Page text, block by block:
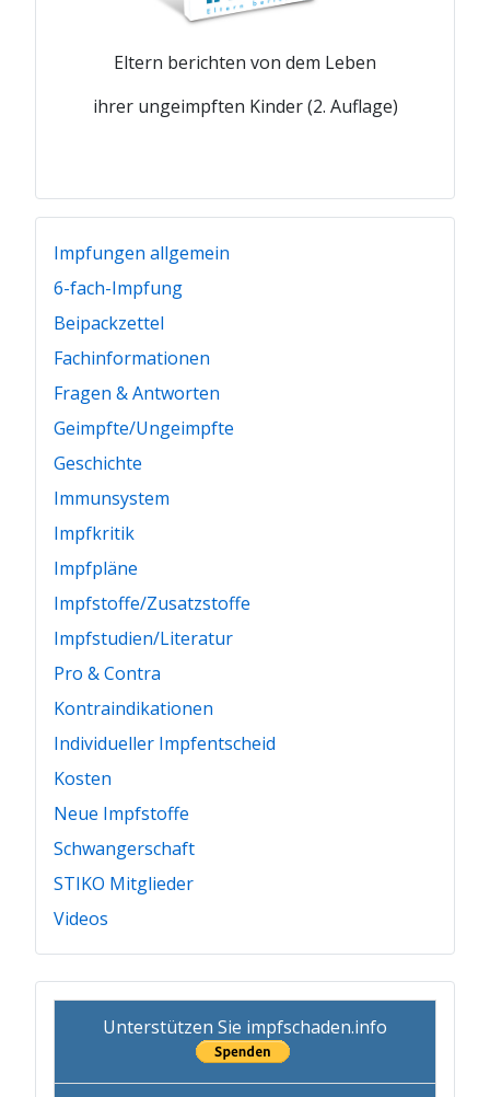
Eltern berichten von dem Leben
ihrer ungeimpften Kinder (2. Auflage)
Impfungen allgemein
6-fach-Impfung
Beipackzettel
Fachinformationen
Fragen & Antworten
Geimpfte/Ungeimpfte
Geschichte
Immunsystem
Impfkritik
Impfpläne
Impfstoffe/Zusatzstoffe
Impfstudien/Literatur
Pro & Contra
Kontraindikationen
Individueller Impfentscheid
Kosten
Neue Impfstoffe
Schwangerschaft
STIKO Mitglieder
Videos
Unterstützen Sie impfschaden.info